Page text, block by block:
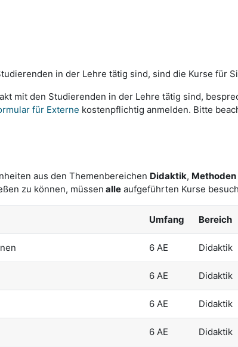
in der Lehre tätig sind, sind die Kurse für
mit den Studierenden in der Lehre tätig sind,
für Externe kostenpflichtig anmelden. Bitte
aus den Themenbereichen Didaktik, Methoden
zu können, müssen alle aufgeführten Kurse
Umfang Bereich
6 AE Didaktik
6 AE Didaktik
6 AE Didaktik
6 AE Didaktik